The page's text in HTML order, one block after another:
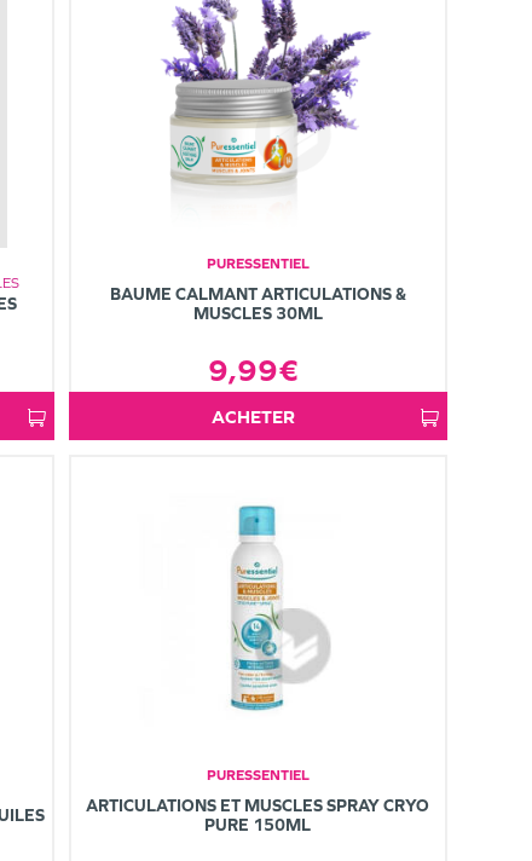
PURESSENTIEL
BAUME CALMANT ARTICULATIONS &
MUSCLES 30ML
9,99€
ACHETER
PURESSENTIEL
ARTICULATIONS ET MUSCLES SPRAY CRYO
PURE 150ML